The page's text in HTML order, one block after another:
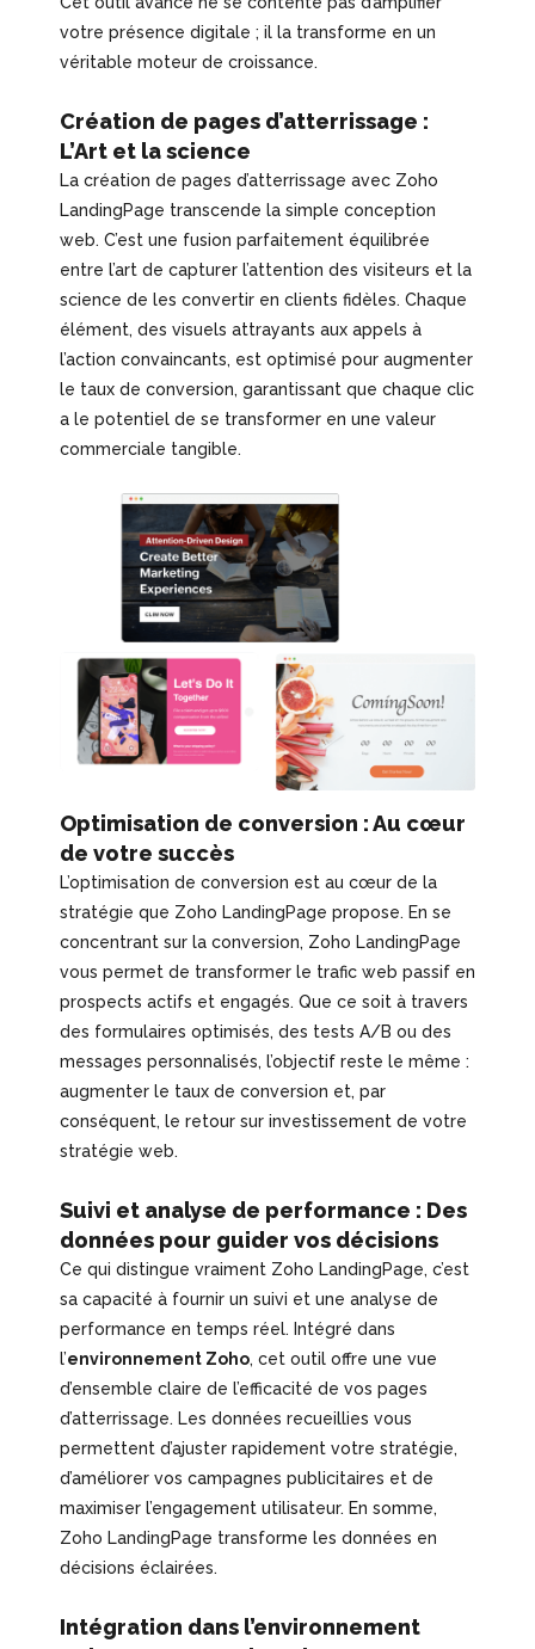
votre présence digitale ; il la transforme en un
véritable moteur de croissance.
Création de pages d’atterrissage :
L’Art et la science
La création de pages d’atterrissage avec Zoho
LandingPage transcende la simple conception
web. C’est une fusion parfaitement équilibrée
entre l’art de capturer l’attention des visiteurs et la
science de les convertir en clients fidèles. Chaque
élément, des visuels attrayants aux appels à
l’action convaincants, est optimisé pour augmenter
le taux de conversion, garantissant que chaque clic
a le potentiel de se transformer en une valeur
commerciale tangible.
Optimisation de conversion : Au cœur
de votre succès
L’optimisation de conversion est au cœur de la
stratégie que Zoho LandingPage propose. En se
concentrant sur la conversion, Zoho LandingPage
vous permet de transformer le trafic web passif en
prospects actifs et engagés. Que ce soit à travers
des formulaires optimisés, des tests A/B ou des
messages personnalisés, l’objectif reste le même :
augmenter le taux de conversion et, par
conséquent, le retour sur investissement de votre
stratégie web.
Suivi et analyse de performance : Des
données pour guider vos décisions
Ce qui distingue vraiment Zoho LandingPage, c’est
sa capacité à fournir un suivi et une analyse de
performance en temps réel. Intégré dans
l’environnement Zoho, cet outil offre une vue
d’ensemble claire de l’efficacité de vos pages
d’atterrissage. Les données recueillies vous
permettent d’ajuster rapidement votre stratégie,
d’améliorer vos campagnes publicitaires et de
maximiser l’engagement utilisateur. En somme,
Zoho LandingPage transforme les données en
décisions éclairées.
Intégration dans l’environnement